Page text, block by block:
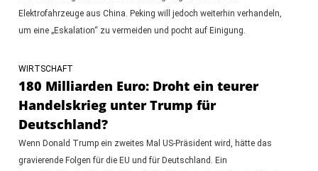
Elektrofahrzeuge aus China. Peking will jedoch weiterhin verhandeln,
um eine „Eskalation“ zu vermeiden und pocht auf Einigung.
WIRTSCHAFT
180 Milliarden Euro: Droht ein teurer
Handelskrieg unter Trump für
Deutschland?
Wenn Donald Trump ein zweites Mal US-Präsident wird, hätte das
gravierende Folgen für die EU und für Deutschland. Ein